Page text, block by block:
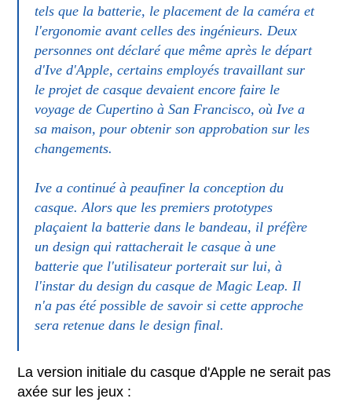
tels que la batterie, le placement de la caméra et
l'ergonomie avant celles des ingénieurs. Deux
personnes ont déclaré que même après le départ
d'Ive d'Apple, certains employés travaillant sur
le projet de casque devaient encore faire le
voyage de Cupertino à San Francisco, où Ive a
sa maison, pour obtenir son approbation sur les
changements.
Ive a continué à peaufiner la conception du
casque. Alors que les premiers prototypes
plaçaient la batterie dans le bandeau, il préfère
un design qui rattacherait le casque à une
batterie que l'utilisateur porterait sur lui, à
l'instar du design du casque de Magic Leap. Il
n'a pas été possible de savoir si cette approche
sera retenue dans le design final.
La version initiale du casque d'Apple ne serait pas
axée sur les jeux :